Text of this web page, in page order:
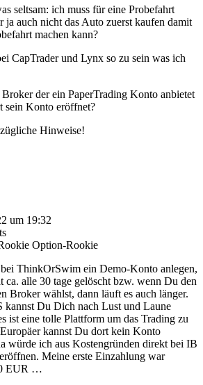
seltsam: ich muss für eine Probefahrt
ja auch nicht das Auto zuerst kaufen damit
machen kann?
CapTrader und Lynx so zu sein was ich
der ein PaperTrading Konto anbietet
sein Konto eröffnet?
Hinweise!
um 19:32
Option-Rookie
ThinkOrSwim ein Demo-Konto anlegen,
ca. alle 30 tage gelöscht bzw. wenn Du den
Broker wählst, dann läuft es auch länger.
kannst Du Dich nach Lust und Laune
ist eine tolle Plattform um das Trading zu
kannst Du dort kein Konto
würde ich aus Kostengründen direkt bei IB
Meine erste Einzahlung war
EUR …